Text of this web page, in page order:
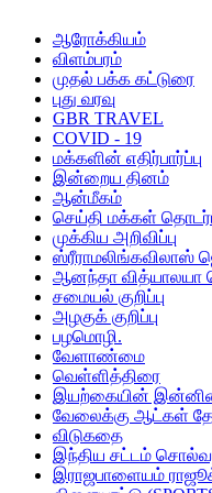
ஆரோக்கியம்
விளம்பரம்
முதல் பக்க கட்டுரை
புது வரவு
GBR TRAVEL
COVID - 19
மக்களின் எதிர்பார்ப்பு
இன்றைய தினம்
ஆன்மீகம்
செய்தி மக்கள்
முக்கிய அறிவிப்பு
ஸ்ரீராமலிங்கவிலாஸ்
ஆனந்தா வித்யாலயா
சமையல் குறிப்பு
அழகுக் குறிப்பு
பழமொழி.
வேளாண்மை
வெள்ளித்திரை
இயற்கையின்
வேலைக்கு ஆட்கள்
விடுகதை
இந்திய சட்டம்
இராஜபாளையம்